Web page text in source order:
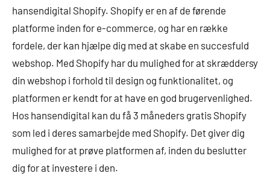
hansendigital Shopify. Shopify er en af de førende
platforme inden for e-commerce, og har en række
fordele, der kan hjælpe dig med at skabe en succesfuld
webshop. Med Shopify har du mulighed for at skræddersy
din webshop i forhold til design og funktionalitet, og
platformen er kendt for at have en god brugervenlighed.
Hos hansendigital kan du få 3 måneders gratis Shopify
som led i deres samarbejde med Shopify. Det giver dig
mulighed for at prøve platformen af, inden du beslutter
dig for at investere i den.